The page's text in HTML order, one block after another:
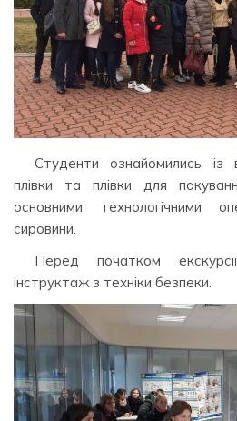
Студенти ознайомились із
плівки та плівки для
основними технологічними
сировини.
Перед початком
інструктаж з техніки безпеки.